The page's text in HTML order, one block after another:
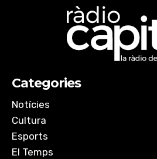
Categories
Notícies
Cultura
Esports
El Temps